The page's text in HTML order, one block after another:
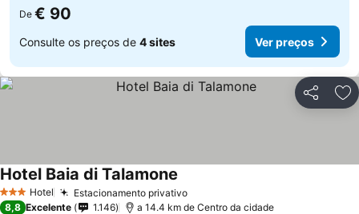
De € 90
Consulte os preços de 4 sites Ver preços
Partilhar
3 EstrelasHotel Estacionamento privativo
Hotel Baia di Talamone
8,8 Excelente 1.146 a 14.4 km de Centro da cidade